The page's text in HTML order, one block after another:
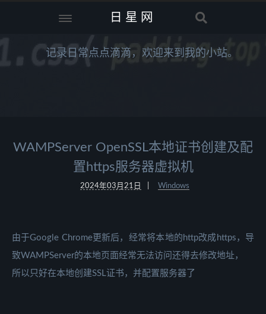
日星网
记录日常点点滴滴，欢迎来到我的小站。
WAMPServer OpenSSL本地证书创建及配
置https服务器虚拟机
2024年03月21日 Windows
由于Google Chrome更新后，经常将本地的http改成https，导
致WAMPServer的本地页面经常无法访问还得去修改地址，
所以只好在本地创建SSL证书，并配置服务器了